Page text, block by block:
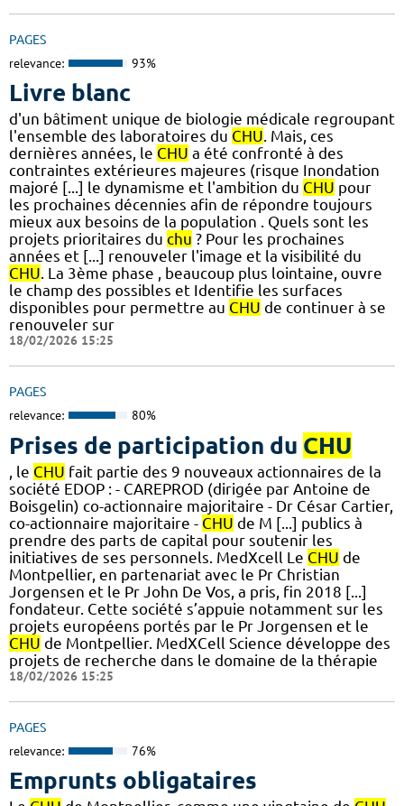
PAGES
relevance: 93%
Livre blanc
d'un bâtiment unique de biologie médicale regroupant
l'ensemble des laboratoires du CHU. Mais, ces
dernières années, le CHU a été confronté à des
contraintes extérieures majeures (risque Inondation
majoré [...] le dynamisme et l'ambition du CHU pour
les prochaines décennies afin de répondre toujours
mieux aux besoins de la population . Quels sont les
projets prioritaires du chu ? Pour les prochaines
années et [...] renouveler l'image et la visibilité du
CHU. La 3ème phase , beaucoup plus lointaine, ouvre
le champ des possibles et Identifie les surfaces
disponibles pour permettre au CHU de continuer à se
renouveler sur
18/02/2026 15:25
PAGES
relevance: 80%
Prises de participation du CHU
, le CHU fait partie des 9 nouveaux actionnaires de la
société EDOP : - CAREPROD (dirigée par Antoine de
Boisgelin) co-actionnaire majoritaire - Dr César Cartier,
co-actionnaire majoritaire - CHU de M [...] publics à
prendre des parts de capital pour soutenir les
initiatives de ses personnels. MedXcell Le CHU de
Montpellier, en partenariat avec le Pr Christian
Jorgensen et le Pr John De Vos, a pris, fin 2018 [...]
fondateur. Cette société s’appuie notamment sur les
projets européens portés par le Pr Jorgensen et le
CHU de Montpellier. MedXCell Science développe des
projets de recherche dans le domaine de la thérapie
18/02/2026 15:25
PAGES
relevance: 76%
Emprunts obligataires